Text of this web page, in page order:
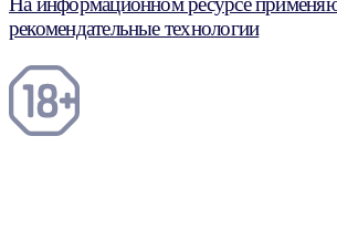
рекомендательные технологии